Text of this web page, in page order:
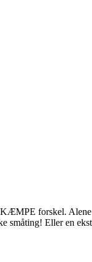
forskel.
småting! Eller en